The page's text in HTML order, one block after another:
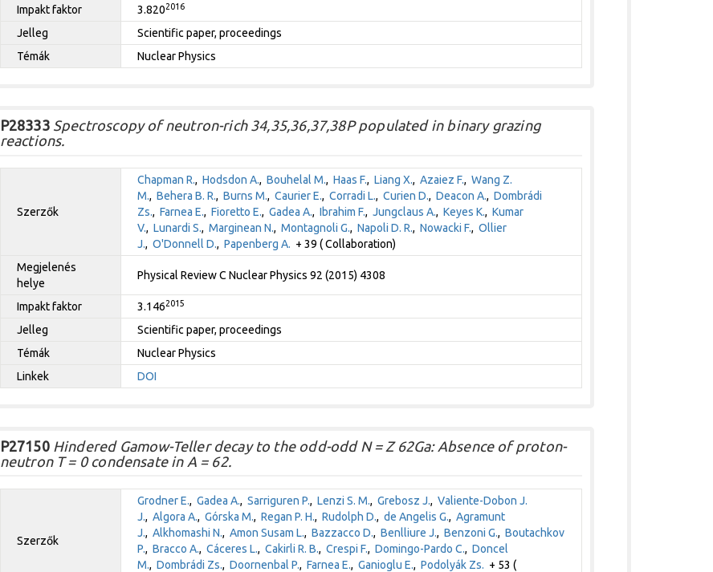
Impakt faktor 3.8202016
Jelleg
Scientific paper, proceedings
Témák
Nuclear Physics
P28333Spectroscopy of neutron-rich 34,35,36,37,38P populated in binary grazing
reactions.
Szerzők
Chapman R., Hodsdon A., Bouhelal M., Haas F., Liang X., Azaiez F., Wang Z.
M., Behera B. R., Burns M., Caurier E., Corradi L., Curien D., Deacon A., Dombrádi
Zs., Farnea E., Fioretto E., Gadea A., Ibrahim F., Jungclaus A., Keyes K., Kumar
V., Lunardi S., Marginean N., Montagnoli G., Napoli D. R., Nowacki F., Ollier
J., O'Donnell D., Papenberg A. + 39 ( Collaboration)
Megjelenés
helye
Physical Review C Nuclear Physics 92 (2015) 4308
Impakt faktor 3.1462015
Jelleg
Scientific paper, proceedings
Témák
Nuclear Physics
Linkek
DOI
P27150Hindered Gamow-Teller decay to the odd-odd N = Z 62Ga: Absence of proton-
neutron T = 0 condensate in A = 62.
Szerzők
Grodner E., Gadea A., Sarriguren P., Lenzi S. M., Grebosz J., Valiente-Dobon J.
J., Algora A., Górska M., Regan P. H., Rudolph D., de Angelis G., Agramunt
J., Alkhomashi N., Amon Susam L., Bazzacco D., Benlliure J., Benzoni G., Boutachkov
P., Bracco A., Cáceres L., Cakirli R. B., Crespi F., Domingo-Pardo C., Doncel
M., Dombrádi Zs., Doornenbal P., Farnea E., Ganioglu E., Podolyák Zs. + 53 (